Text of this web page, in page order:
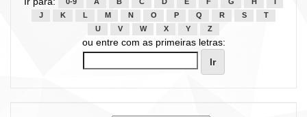
0-9 A B C D E F G H
J
K L M N O P Q R S
T
U
V W X Y Z
ou entre com as primeiras letras: